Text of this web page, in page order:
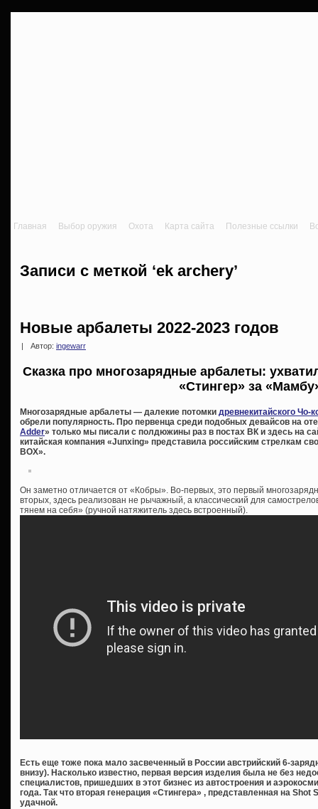
Главная Выбор оружия Охота Карта сайта Полезные ссылки
Записи с меткой ‘ek archery’
Новые арбалеты 2022-2023 годов
Автор: ingewarr
Сказка про многозарядные арбалеты:
«Стингер» за
Многозарядные арбалеты — далекие потомки древнекитайского Чо-
обрели популярность. Про первенца среди подобных девайсов на
Adder» только мы писали с полдюжины раз в постах ВК и здесь на
китайская компания «Junxing» представила российским стрелкам
BOX».
Он заметно отличается от «Кобры». Во-первых, это первый
вторых, здесь реализован не рычажный, а классический для
тянем на себя» (ручной натяжитель здесь встроенный).
Есть еще тоже пока мало засвеченный в России австрийский 6-
внизу). Насколько известно, первая версия изделия была не без
специалистов, пришедших в этот бизнес из автостроения и
года. Так что вторая генерация «Стингера» , представленная на
удачной.